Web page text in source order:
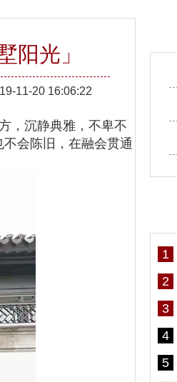
阳光」
11-20 16:06:22
，沉静典雅，不卑不
会陈旧，在融会贯通
1
2
3
4
5